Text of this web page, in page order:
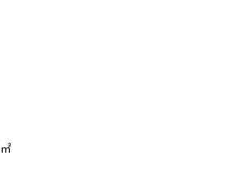
㎡